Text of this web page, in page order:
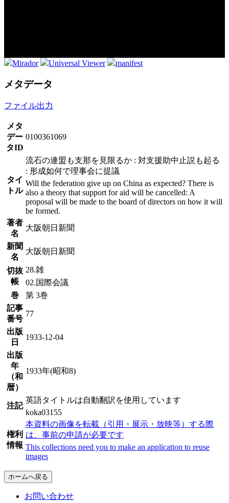
Mirador Universal Viewer manifest
メタデータ
ファイル出力
メタ
デー
タID
0100361069
タイ
トル
流石の連盟も支那を見限るか : 対支援助中止説も起る
: 形成如何で理事会に提議
Will the federation give up on China as expected? There is
also a theory that support for aid will be cancelled: A
proposal will be made to the board of directors on how it will
be formed.
著者
名
大阪朝日新聞
新聞
名
大阪朝日新聞
切抜
帳
28.雑
02.国際会議
巻
第 3巻
記事
番号
77
出版
日
1933-12-04
出版
年
（和
暦）
1933年(昭和8)
注記
英語タイトルは自動翻訳を使用しています
koka03155
権利
情報
本資料の画像を転載（引用・展示・放映等）する際
は、事前の申請が必要です
This collections need you to make an application to reuse
images
ホームへ戻る
お問い合わせ